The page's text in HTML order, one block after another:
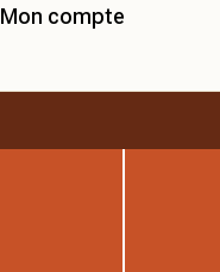
Mon compte